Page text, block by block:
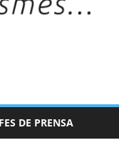
DE PRENSA